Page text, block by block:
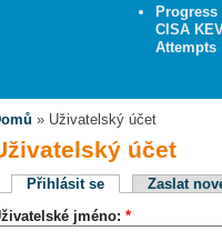
Progress
CISA
Attempts
» Uživatelský účet
účet
Přihlásit se
Zaslat
jméno: *